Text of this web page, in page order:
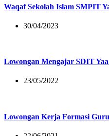
Waqaf Sekolah Islam SMPIT
30/04/2023
Lowongan Mengajar SDIT
23/05/2022
Lowongan Kerja Formasi